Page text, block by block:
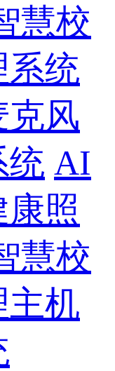
慧校
系统
克风
统 AI
照
慧校
主机